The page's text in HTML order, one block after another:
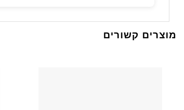
מוצרים קשורים